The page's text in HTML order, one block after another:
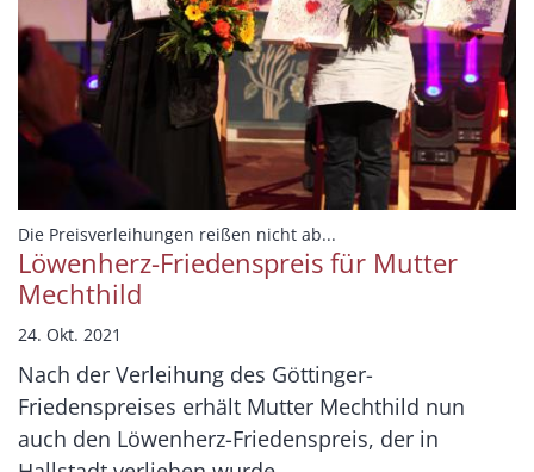
Die Preisverleihungen reißen nicht ab...
Löwenherz-Friedenspreis für Mutter
Mechthild
24. Okt. 2021
Nach der Verleihung des Göttinger-
Friedenspreises erhält Mutter Mechthild nun
auch den Löwenherz-Friedenspreis, der in